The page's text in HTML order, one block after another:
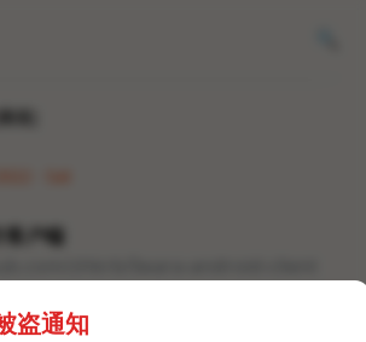
户端
#视频 #MMD #Github
盗通知